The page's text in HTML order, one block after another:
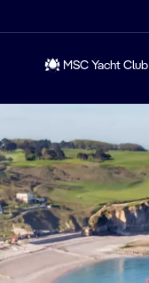
MSC Yacht Club